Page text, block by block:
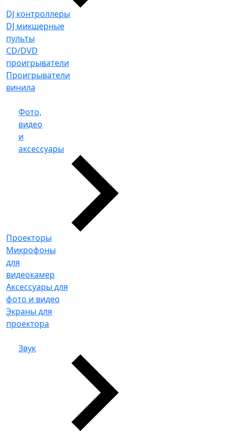
DJ контроллеры
DJ микшерные
пульты
CD/DVD
проигрыватели
Проигрыватели
винила
Фото,
видео
и
аксессуары
Проекторы
Микрофоны
для
видеокамер
Аксессуары для
фото и видео
Экраны для
проектора
Звук